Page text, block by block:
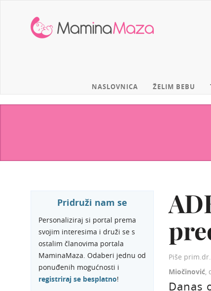
MaminaMaza
NASLOVNICA ŽELIM BEBU
Pridruži nam se
Personaliziraj si portal prema
svojim interesima i druži se s
ostalim članovima portala
MaminaMaza. Odaberi jednu od
ponuđenih mogućnosti i
registriraj se besplatno!
Piše
Miočinović,
Danas